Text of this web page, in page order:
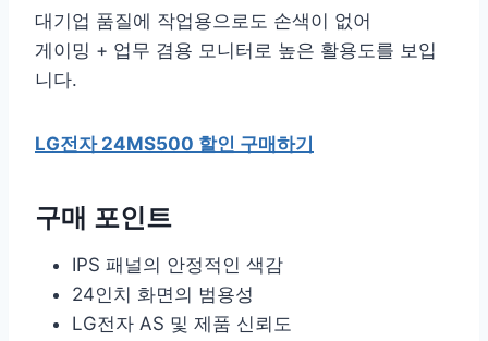
대기업 품질에 작업용으로도 손색이 없어
게이밍 + 업무 겸용 모니터로 높은 활용도를 보입
니다.
LG전자 24MS500 할인 구매하기
구매 포인트
IPS 패널의 안정적인 색감
24인치 화면의 범용성
LG전자 AS 및 제품 신뢰도